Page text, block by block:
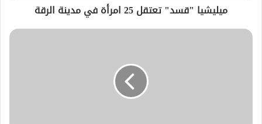
ميليشيا "قسد" تعتقل 25 امرأة في مدينة الرقة